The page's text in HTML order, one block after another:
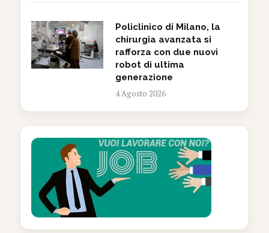
Policlinico di Milano, la
chirurgia avanzata si
rafforza con due nuovi
robot di ultima
generazione
4 Agosto 2026